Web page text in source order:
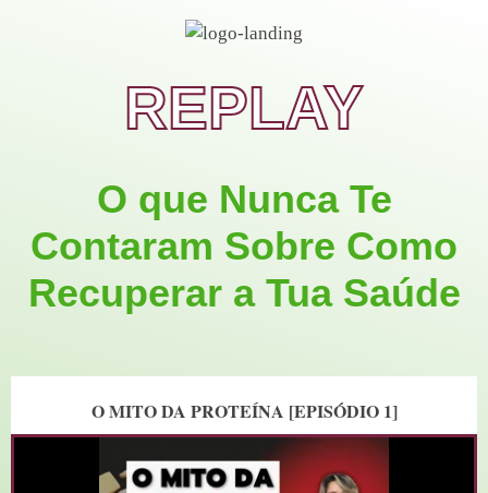
REPLAY
O que Nunca Te
Contaram Sobre Como
Recuperar a Tua Saúde
O MITO DA PROTEÍNA [EPISÓDIO 1]